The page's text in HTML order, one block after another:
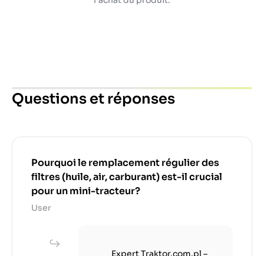
Questions et réponses
Pourquoi le remplacement régulier des
filtres (huile, air, carburant) est-il crucial
pour un mini-tracteur?
User
Expert Traktor.com.pl –